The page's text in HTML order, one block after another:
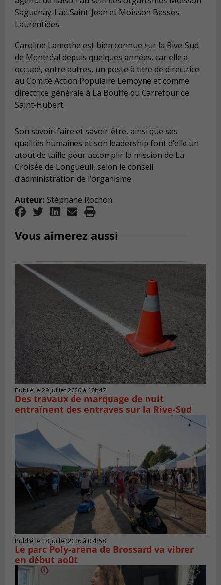
Saguenay-Lac-Saint-Jean et Moisson Basses-
Laurentides.
Caroline Lamothe est bien connue sur la Rive-Sud
de Montréal depuis quelques années, car elle a
occupé, entre autres, un poste à titre de directrice
au Comité Action Populaire Lemoyne et comme
directrice générale à La Bouffe du Carrefour de
Saint-Hubert.
Son savoir-faire et savoir-être, ainsi que ses
qualités humaines et son leadership font d’elle un
atout de taille pour accomplir la mission de La
Croisée de Longueuil, selon le conseil
d’administration de l’organisme.
Auteur: Stéphane Rochon
Vous aimerez aussi
Publié le 29 juillet 2026 à 10h47
Des travaux de marquage de nuit
entraînent des entraves sur la Rive-Sud
Publié le 18 juillet 2026 à 07h58
Le parc Poly-aréna de Brossard va vibrer
en début août